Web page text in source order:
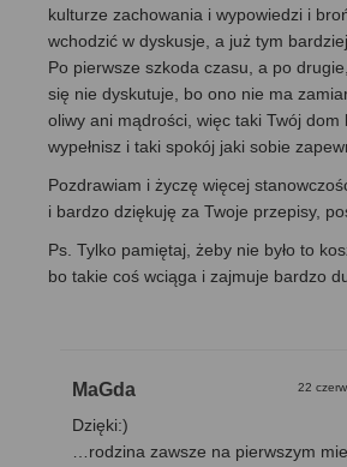
kulturze zachowania i wypowiedzi i
wchodzić w dyskusje, a już tym
Po pierwsze szkoda czasu, a po
się nie dyskutuje, bo ono nie ma
oliwy ani mądrości, więc taki Twój dom
wypełnisz i taki spokój jaki sobie
Pozdrawiam i życzę więcej
i bardzo dziękuję za Twoje przepisy,
Ps. Tylko pamiętaj, żeby nie było to
bo takie coś wciąga i zajmuje bardzo
MaGda 22
Dzięki:)
…rodzina zawsze na pierwszym